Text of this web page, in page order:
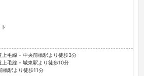
上毛線 - 中央前橋駅より徒歩3分
上毛線 - 城東駅より徒歩10分
橋駅より徒歩11分